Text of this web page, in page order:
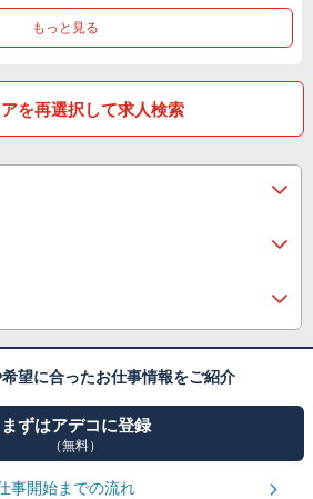
もっと見る
を再選択して求人検索
望に合ったお仕事情報をご紹介
まずはアデコに登録
（無料）
事開始までの流れ